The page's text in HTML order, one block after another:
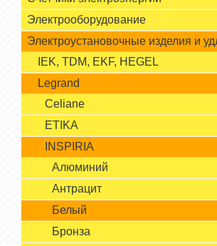
Электрооборудование
Электроустановочные изделия и
IEK, TDM, EKF, HEGEL
Legrand
Celiane
ETIKA
INSPIRIA
Алюминий
Антрацит
Белый
Бронза